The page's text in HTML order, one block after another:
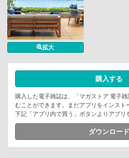
拡大
購入する
購入した電子雑誌は、「マガストア 電子
むことができます。まだアプリをインスト
下記「アプリ内で買う」ボタンよりアプリ
ダウンロード